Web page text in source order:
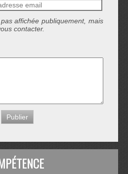
affichée publiquement, mais
contacter.